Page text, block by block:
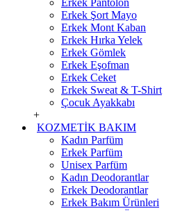
Erkek Pantolon
Erkek Şort Mayo
Erkek Mont Kaban
Erkek Hırka Yelek
Erkek Gömlek
Erkek Eşofman
Erkek Ceket
Erkek Sweat & T-Shirt
Çocuk Ayakkabı
+
KOZMETİK BAKIM
Kadın Parfüm
Erkek Parfüm
Unisex Parfüm
Kadın Deodorantlar
Erkek Deodorantlar
Erkek Bakım Ürünleri